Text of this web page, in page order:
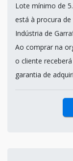
Lote mínimo de
está à procura
Indústria de
Ao comprar na
o cliente
garantia de